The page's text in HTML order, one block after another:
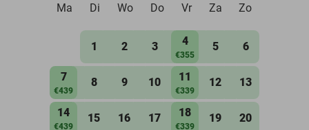
Ma
Di Wo Do Vr Za Zo
1 2 3 4
€355
5 6
7
€439
8 9 10 11
€339
12 13
14
€439
15 16 17 18
€339
19 20